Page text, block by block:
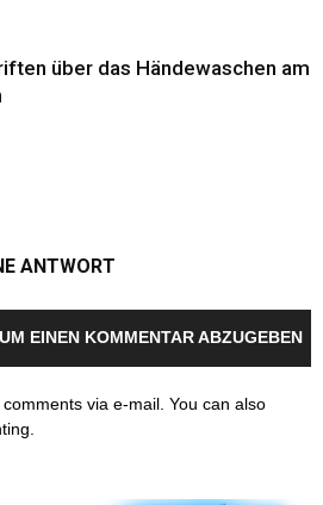
über das Händewaschen am
ANTWORT
EINEN KOMMENTAR ABZUGEBEN
via e-mail. You can also